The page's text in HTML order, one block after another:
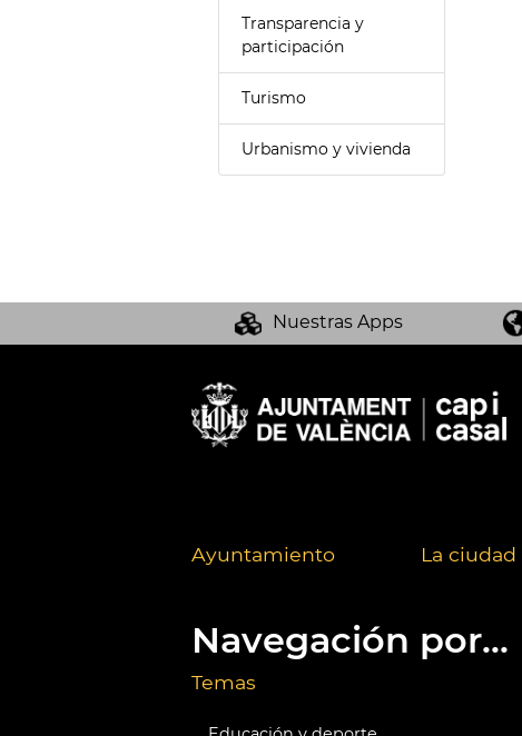
Transparencia y
participación
Turismo
Urbanismo y vivienda
Nuestras Apps
Ayuntamiento La ciudad
Navegación por...
Temas